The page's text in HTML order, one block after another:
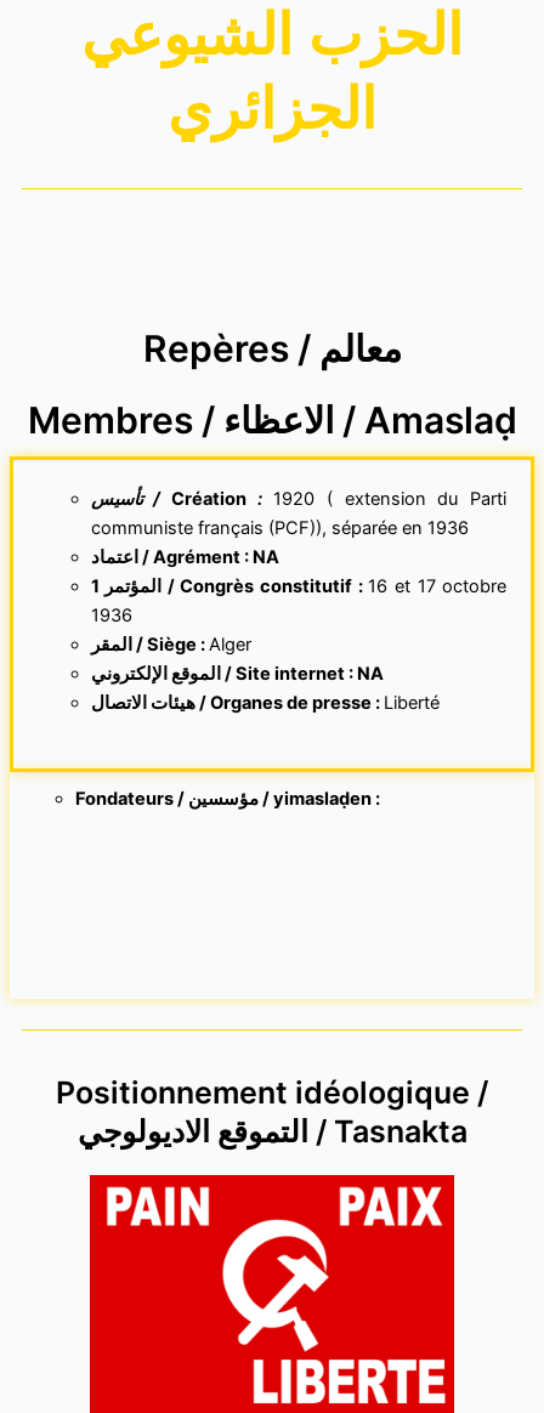
الحزب الشيوعي
الجزائري
Repères / معالم
Membres / الاعظاء / Amaslaḍ
تأسيس /Création: 1920 ( extension du Parti
communiste français (PCF)), séparée en 1936
اعتماد / Agrément : NA
1 المؤتمر / Congrès constitutif :16 et 17 octobre
1936
المقر /Siège :Alger
الموقع الإلكتروني /Site internet : NA
هيئات الاتصال / Organes de presse : Liberté
Fondateurs / مؤسسين / yimaslaḍen :
Positionnement idéologique /
التموقع الاديولوجي / Tasnakta